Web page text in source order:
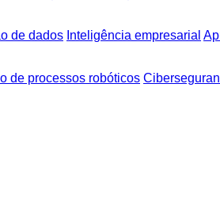
de dados Inteligência empresarial
de processos robóticos